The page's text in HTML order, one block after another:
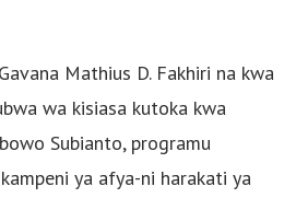
Mathius D. Fakhiri na kwa
wa kisiasa kutoka kwa
Subianto, programu
ya afya-ni harakati ya